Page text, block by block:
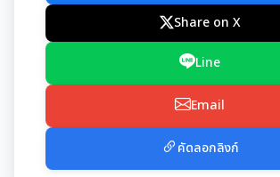
มาตรฐานกำหนดตำแหน่ง
สรุปผลการประชุม ก.จ. ก.ท. และ ก.อบต.
การเลื่อนขั้นเงินเดือน
Share on X
Line
Email
คัดลอกลิงก์